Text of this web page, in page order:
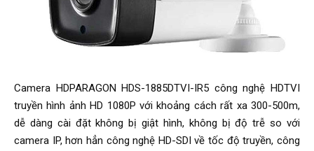
Camera HDPARAGON HDS-1885DTVI-IR5 công nghệ HDTVI
truyền hình ảnh HD 1080P với khoảng cách rất xa 300-500m,
dễ dàng cài đặt không bị giật hình, không bị độ trễ so với
camera IP, hơn hẳn công nghệ HD-SDI về tốc độ truyền, công